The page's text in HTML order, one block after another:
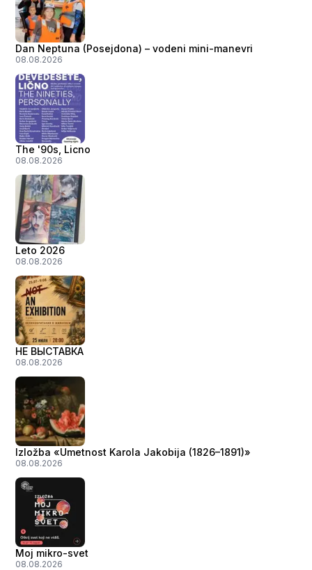
Dan Neptuna (Posejdona) – vodeni mini-manevri
08.08.2026
The '90s, Licno
08.08.2026
Leto 2026
08.08.2026
НЕ ВЫСТАВКА
08.08.2026
Izložba «Umetnost Karola Jakobija (1826–1891)»
08.08.2026
Moj mikro-svet
08.08.2026